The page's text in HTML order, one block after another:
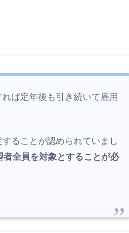
ば定年後も引き続いて雇用
ることが認められていまし
者全員を対象とすることが必